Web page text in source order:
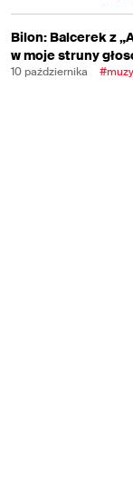
Bilon: Balcerek z
w moje struny
10 października